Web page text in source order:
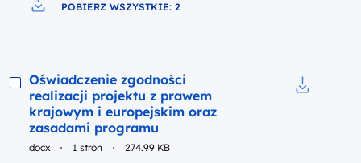
POBIERZ WSZYSTKIE: 2
Podgląd
Oświadczenie zgodności
realizacji projektu z prawem
krajowym i europejskim oraz
zasadami programu
docx 1 stron 274.99 KB